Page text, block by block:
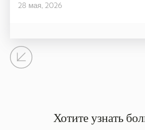
28 мая, 2026
гораздо более гибкий образ
тенденции рынка недвижимости
жильё, которое ставит во главу
Хотите узнать